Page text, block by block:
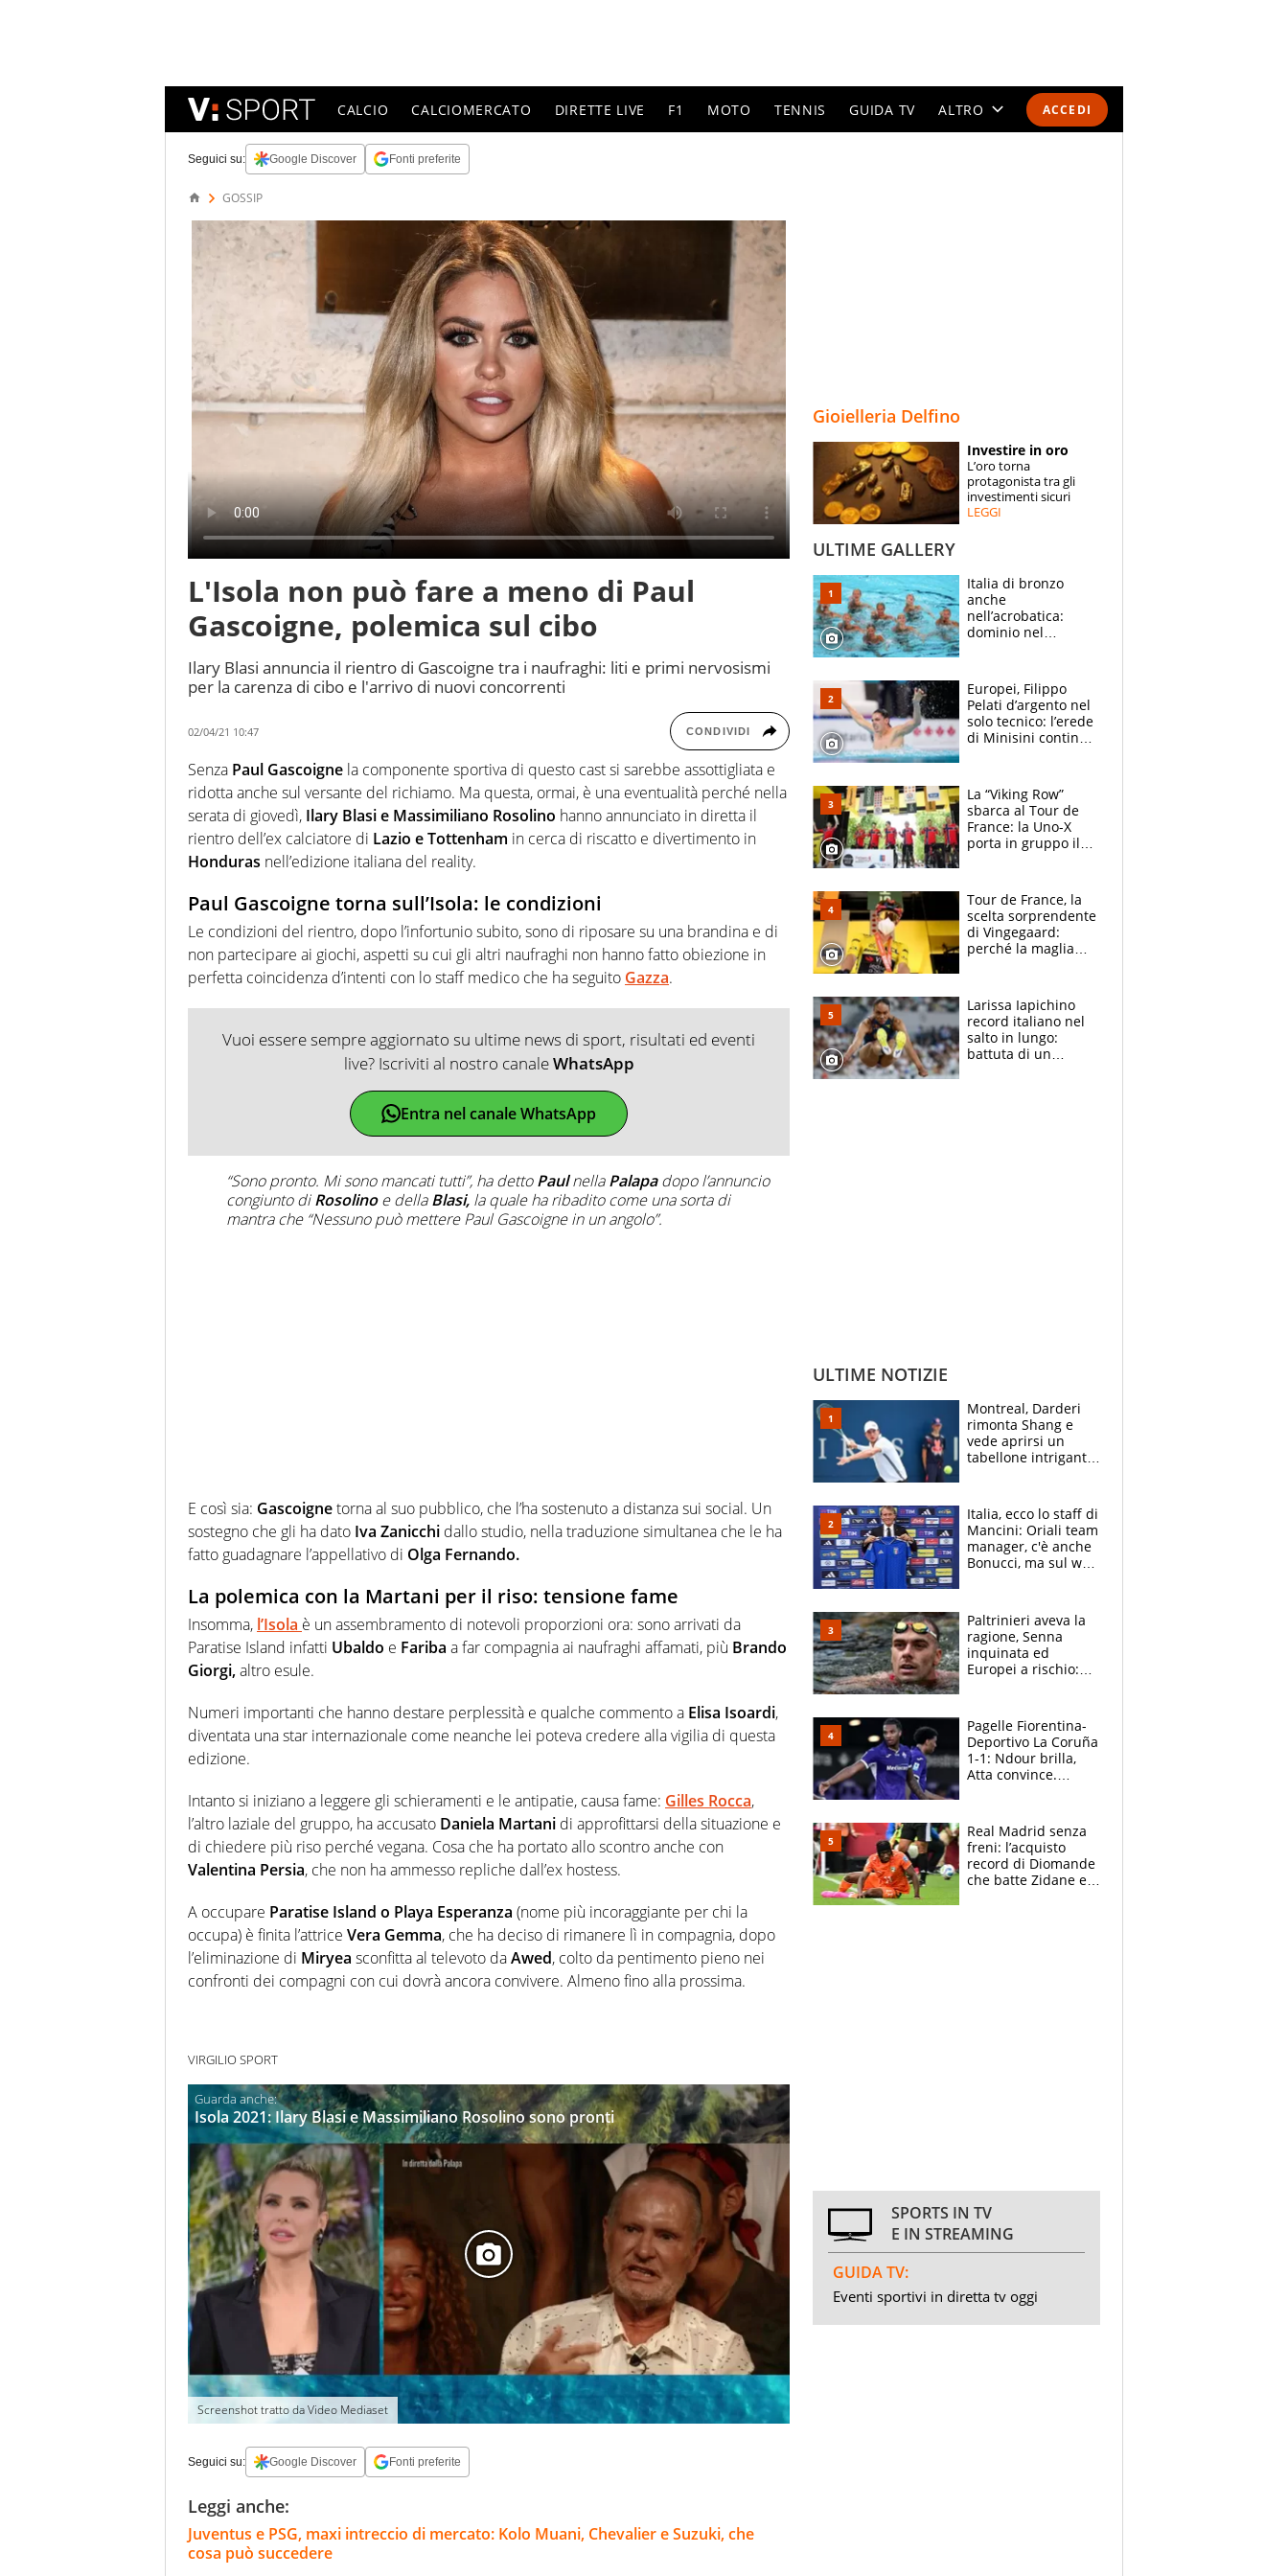
ACCEDI
CALCIO CALCIOMERCATO DIRETTE LIVE F1 MOTO TENNIS GUIDA TV ALTRO
SPECIALI
ESPERTI
Seguici su: Google Discover Fonti preferite
GOSSIP
L'Isola non può fare a meno di Paul
Gascoigne, polemica sul cibo
Ilary Blasi annuncia il rientro di Gascoigne tra i naufraghi: liti e primi nervosismi
per la carenza di cibo e l'arrivo di nuovi concorrenti
02/04/21 10:47 CONDIVIDI
Senza Paul Gascoigne la componente sportiva di questo cast si sarebbe assottigliata e
ridotta anche sul versante del richiamo. Ma questa, ormai, è una eventualità perché nella
serata di giovedì, Ilary Blasi e Massimiliano Rosolino hanno annunciato in diretta il
rientro dell’ex calciatore di Lazio e Tottenham in cerca di riscatto e divertimento in
Honduras nell’edizione italiana del reality.
Paul Gascoigne torna sull’Isola: le condizioni
Le condizioni del rientro, dopo l’infortunio subito, sono di riposare su una brandina e di
non partecipare ai giochi, aspetti su cui gli altri naufraghi non hanno fatto obiezione in
perfetta coincidenza d’intenti con lo staff medico che ha seguito Gazza.
Vuoi essere sempre aggiornato su ultime news di sport, risultati ed eventi
live? Iscriviti al nostro canaleWhatsApp
Entra nel canale WhatsApp
“Sono pronto. Mi sono mancati tutti”, ha dettoPaulnellaPalapadopo l’annuncio
congiunto diRosolinoe dellaBlasi, la quale ha ribadito come una sorta di
mantra che “Nessuno può mettere Paul Gascoigne in un angolo”.
E così sia: Gascoignetorna al suo pubblico, che l’ha sostenuto a distanza sui social. Un
sostegno che gli ha dato Iva Zanicchi dallo studio, nella traduzione simultanea che le ha
fatto guadagnare l’appellativo di Olga Fernando.
La polemica con la Martani per il riso: tensione fame
Insomma, l’Isola è un assembramento di notevoli proporzioni ora: sono arrivati da
Paratise Island infatti Ubaldo e Fariba a far compagnia ai naufraghi affamati, più Brando
Giorgi,altro esule.
Numeri importanti che hanno destare perplessità e qualche commento a Elisa Isoardi,
diventata una star internazionale come neanche lei poteva credere alla vigilia di questa
edizione.
Intanto si iniziano a leggere gli schieramenti e le antipatie, causa fame: Gilles Rocca,
l’altro laziale del gruppo, ha accusato Daniela Martani di approfittarsi della situazione e
di chiedere più riso perché vegana. Cosa che ha portato allo scontro anche con
Valentina Persia, che non ha ammesso repliche dall’ex hostess.
A occupare Paratise Island o Playa Esperanza (nome più incoraggiante per chi la
occupa) è finita l’attrice Vera Gemma, che ha deciso di rimanere lì in compagnia, dopo
l’eliminazione di Miryea sconfitta al televoto daAwed, colto da pentimento pieno nei
confronti dei compagni con cui dovrà ancora convivere. Almeno fino alla prossima.
VIRGILIO SPORT
Isola 2021: Ilary Blasi e Massimiliano Rosolino sono pronti
Screenshot tratto da Video Mediaset
Seguici su: Google Discover Fonti preferite
Leggi anche:
Juventus e PSG, maxi intreccio di mercato: Kolo Muani, Chevalier e Suzuki, che
cosa può succedere
Gioielleria Delfino
Investire in oro
L’oro torna
protagonista tra gli
investimenti sicuri
LEGGI
ULTIME GALLERY
Italia di bronzo
anche
nell’acrobatica:
dominio nel
e compagni
continuare
Europei, Filippo
Pelati d’argento nel
solo tecnico: l’erede
di Minisini continua
mirino
La “Viking Row”
sbarca al Tour de
France: la Uno-X
porta in gruppo il
compagni
Tour de France, la
scelta sorprendente
di Vingegaard:
perché la maglia
rischio da evitare
Larissa Iapichino
record italiano nel
salto in lungo:
battuta di un
ULTIME NOTIZIE
Montreal, Darderi
rimonta Shang e
vede aprirsi un
tabellone intrigante:
felice del mio livello"
Italia, ecco lo staff di
Mancini: Oriali team
manager, c'è anche
Bonucci, ma sul web
Paltrinieri aveva la
ragione, Senna
inquinata ed
Europei a rischio:
adesso
Pagelle Fiorentina-
Deportivo La Coruña
1-1: Ndour brilla,
Atta convince.
Real Madrid senza
freni: l’acquisto
record di Diomande
che batte Zidane e
SPORTS IN TV
E IN STREAMING
GUIDA TV:
Eventi sportivi in diretta tv oggi